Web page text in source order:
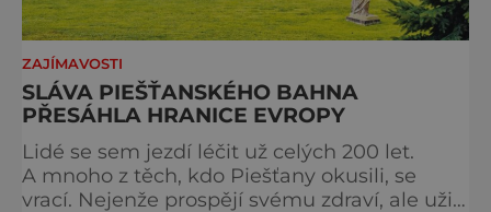
ZAJÍMAVOSTI
SLÁVA PIEŠŤANSKÉHO BAHNA
PŘESÁHLA HRANICE EVROPY
Lidé se sem jezdí léčit už celých 200 let.
A mnoho z těch, kdo Piešťany okusili, se
vrací. Nejenže prospějí svému zdraví, ale užijí